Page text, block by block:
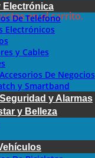
en el carrito.
Electrónica
De Teléfono
Electrónicos
y Cables
De Negocios
y Smartband
y Alarmas
y Belleza